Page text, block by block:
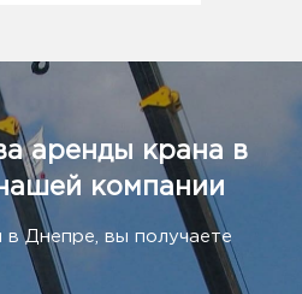
аренды крана в
компании
в Днепре, вы получаете